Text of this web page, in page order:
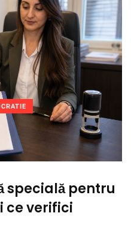
specială pentru
ce verifici